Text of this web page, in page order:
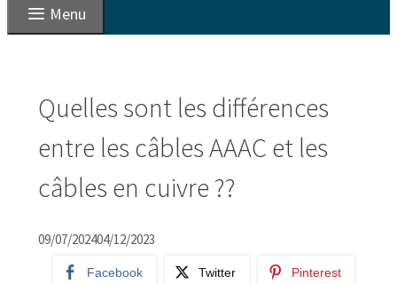
Menu
Quelles sont les différences
entre les câbles AAAC et les
câbles en cuivre ??
09/07/202404/12/2023
Facebook Twitter Pinterest